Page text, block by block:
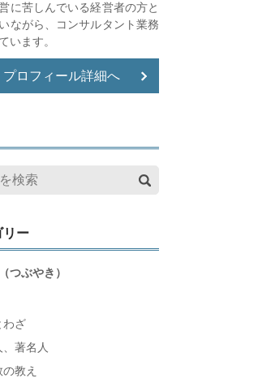
に苦しんでいる経営者の方と
ながら、コンサルタント業務
います。
プロフィール詳細へ
リー
つぶやき）
わざ
、著名人
教え